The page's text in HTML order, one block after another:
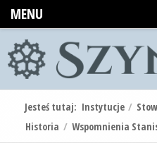
MENU
Jesteś tutaj: Instytucje /
Historia / Wspomnienia